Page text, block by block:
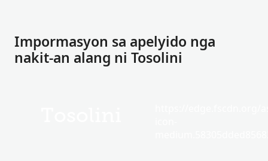
Impormasyon sa apelyido nga
nakit-an alang ni Tosolini